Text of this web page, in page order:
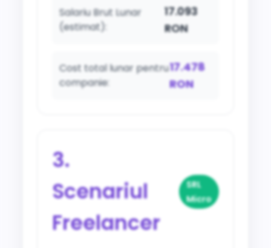
Salariu Brut Lunar
(estimat):
17.093
RON
Cost total lunar pentru
companie:
17.478
RON
3.
Scenariul
Freelancer
SRL
Micro